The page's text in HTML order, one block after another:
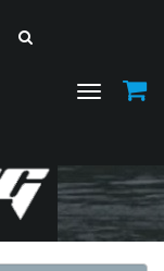
Toggle